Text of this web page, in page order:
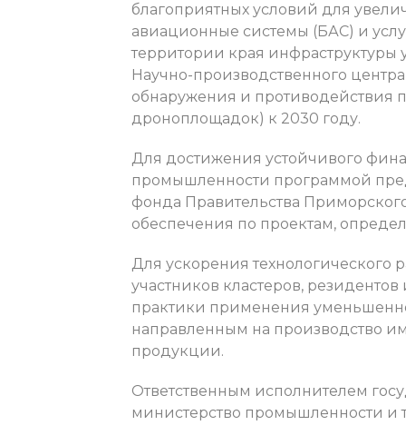
благоприятных условий для
авиационные системы (БАС) и
территории края
Научно-производственного
обнаружения и противодействия
дроноплощадок) к 2030 году.
Для достижения устойчивого
промышленности программой
фонда Правительства
обеспечения по проектам,
Для ускорения технологического
участников кластеров,
практики применения
направленным на производство
продукции.
Ответственным исполнителем
министерство промышленности и